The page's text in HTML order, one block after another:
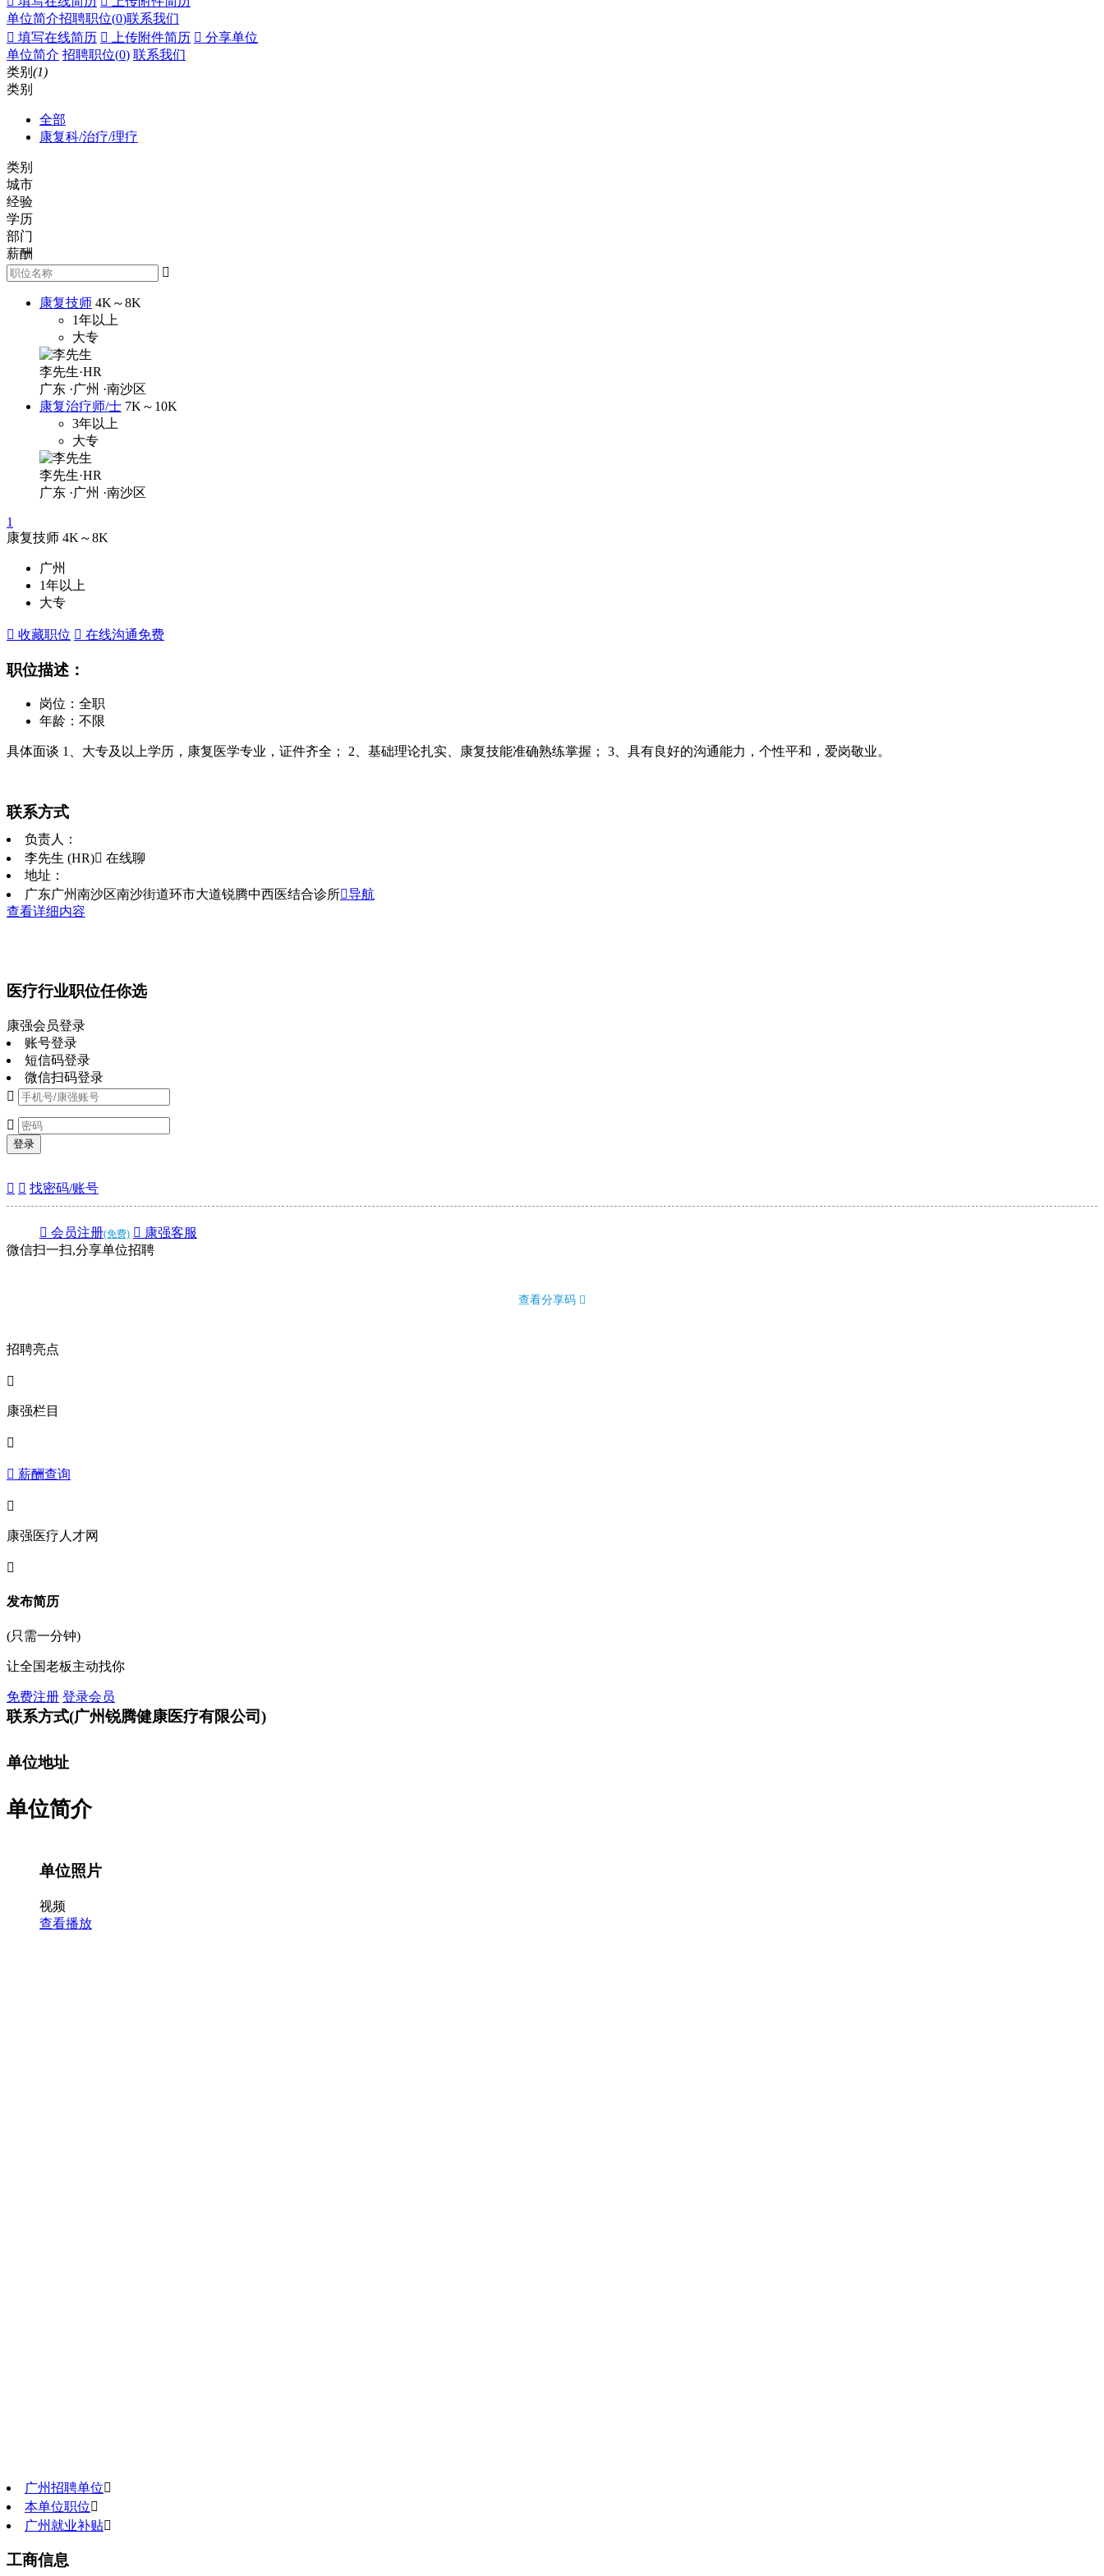
单位简介招聘职位(0)联系我们
 填写在线简历  上传附件简历  分享单位
单位简介 招聘职位(0) 联系我们
类别 (1)
类别
全部
康复科/治疗/理疗
类别
城市
经验
学历
部门
薪酬

康复技师 4K～8K
1年以上
大专
李先生·HR
广东 ·广州 ·南沙区
康复治疗师/士 7K～10K
3年以上
大专
李先生·HR
广东 ·广州 ·南沙区
1
康复技师 4K～8K
广州
1年以上
大专
 收藏职位  在线沟通免费
职位描述：
岗位：全职
年龄：不限
具体面谈 1、大专及以上学历，康复医学专业，证件齐全； 2、基础理论扎实、康复技能准确熟练掌握； 3、具有良好的沟通能力，个性平和，爱岗敬业。
联系方式
负责人：
李先生 (HR) 在线聊
地址：
广东广州南沙区南沙街道环市大道锐腾中西医结合诊所导航
查看详细内容
医疗行业职位任你选
康强会员登录
账号登录
短信码登录
微信扫码登录


登录
  找密码/账号
 会员注册(免费)  康强客服
微信扫一扫,分享单位招聘
查看分享码 
招聘亮点

康强栏目

 薪酬查询

康强医疗人才网

发布简历
(只需一分钟)
让全国老板主动找你
免费注册 登录会员
联系方式(广州锐腾健康医疗有限公司)
单位地址
单位简介
单位照片
视频
查看播放
广州招聘单位
本单位职位
广州就业补贴
工商信息